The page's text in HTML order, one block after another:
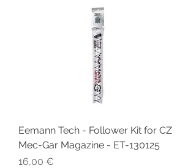
Eemann Tech - Follower Kit for CZ
Mec-Gar Magazine - ET-130125
Prix
16,00 €